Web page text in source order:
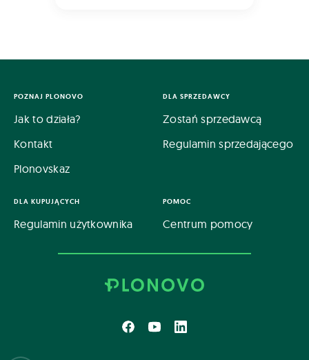
POZNAJ PLONOVO
Jak to działa?
Kontakt
Plonovskaz
DLA SPRZEDAWCY
Zostań sprzedawcą
Regulamin sprzedającego
DLA KUPUJĄCYCH
Regulamin użytkownika
POMOC
Centrum pomocy